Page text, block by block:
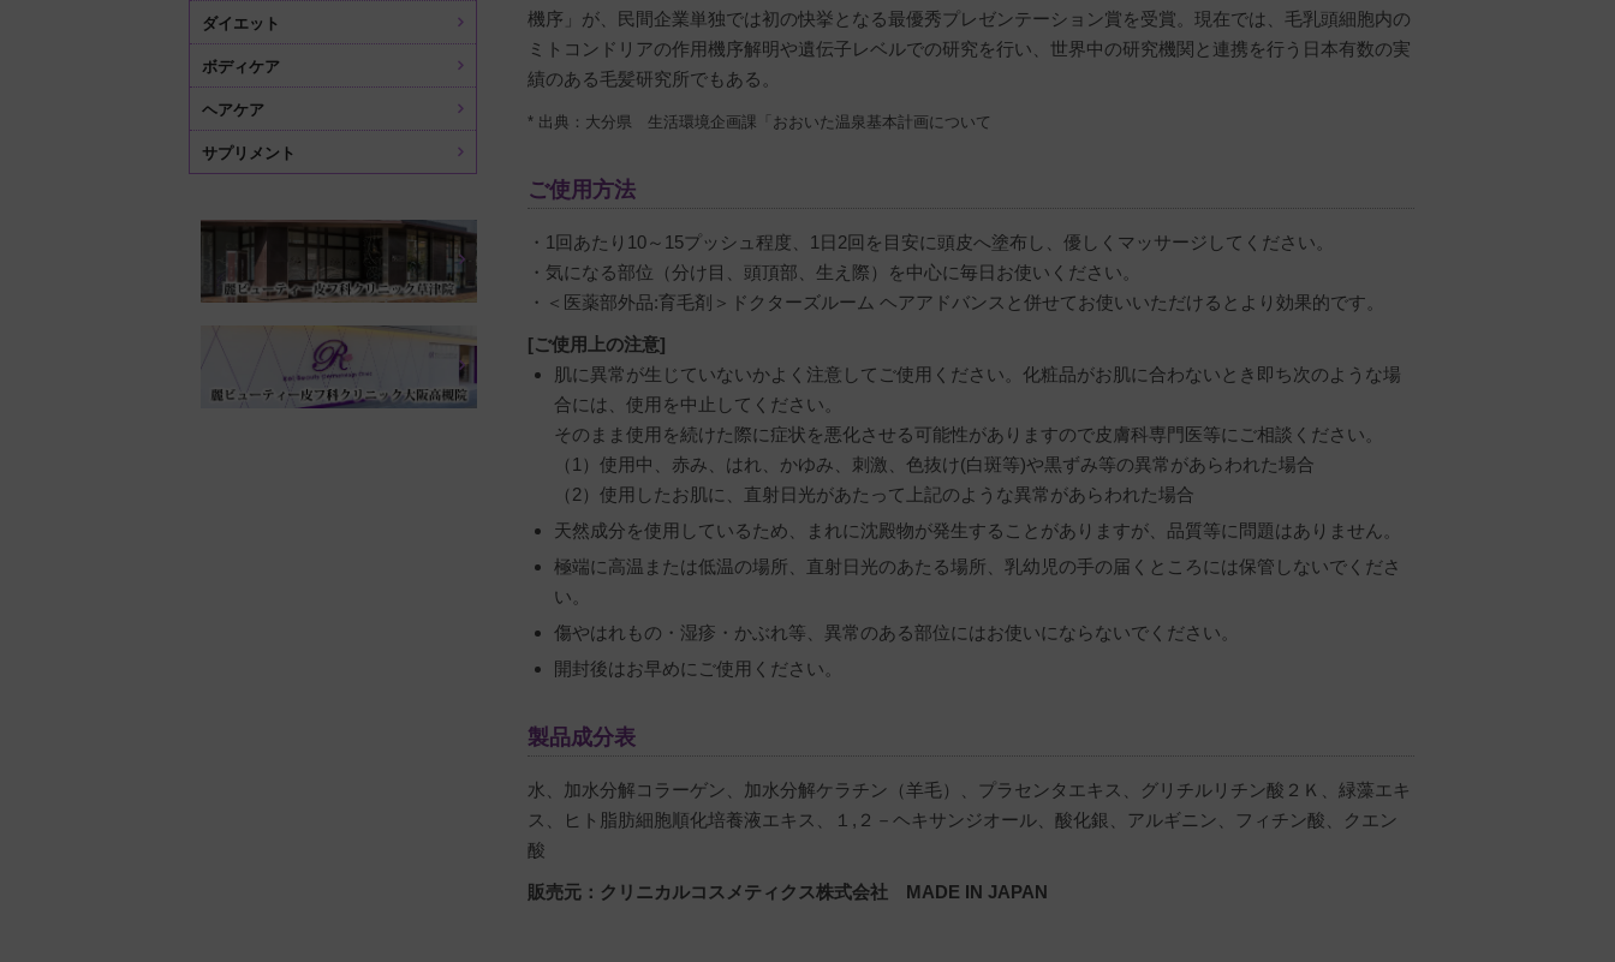
機序」が、民間企業単独では初の快挙となる最優秀プレゼンテーション賞を受賞。現在では、毛乳頭細胞内の
ミトコンドリアの作用機序解明や遺伝子レベルでの研究を行い、世界中の研究機関と連携を行う日本有数の実
績のある毛髪研究所でもある。
* 出典：大分県 生活環境企画課「おおいた温泉基本計画について
ご使用方法
・1回あたり10～15プッシュ程度、1日2回を目安に頭皮へ塗布し、優しくマッサージしてください。
・気になる部位（分け目、頭頂部、生え際）を中心に毎日お使いください。
・＜医薬部外品:育毛剤＞ドクターズルーム ヘアアドバンスと併せてお使いいただけるとより効果的です。
[ご使用上の注意]
肌に異常が生じていないかよく注意してご使用ください。化粧品がお肌に合わないとき即ち次のような場
合には、使用を中止してください。
そのまま使用を続けた際に症状を悪化させる可能性がありますので皮膚科専門医等にご相談ください。
（1）使用中、赤み、はれ、かゆみ、刺激、色抜け(白斑等)や黒ずみ等の異常があらわれた場合
（2）使用したお肌に、直射日光があたって上記のような異常があらわれた場合
天然成分を使用しているため、まれに沈殿物が発生することがありますが、品質等に問題はありません。
極端に高温または低温の場所、直射日光のあたる場所、乳幼児の手の届くところには保管しないでくださ
い。
傷やはれもの・湿疹・かぶれ等、異常のある部位にはお使いにならないでください。
開封後はお早めにご使用ください。
製品成分表
水、加水分解コラーゲン、加水分解ケラチン（羊毛）、プラセンタエキス、グリチルリチン酸２Ｋ、緑藻エキ
ス、ヒト脂肪細胞順化培養液エキス、１,２－ヘキサンジオール、酸化銀、アルギニン、フィチン酸、クエン
酸
販売元：クリニカルコスメティクス株式会社 MADE IN JAPAN
ダイエット
ボディケア
ヘアケア
サプリメント